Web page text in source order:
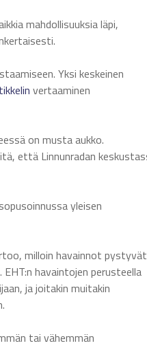
mahdollisuuksia läpi,
Yksi keskeinen
vertaaminen
on musta aukko.
että Linnunradan
yleisen
milloin havainnot pystyvät
havaintojen perusteella
ja joitakin muitakin
tai vähemmän